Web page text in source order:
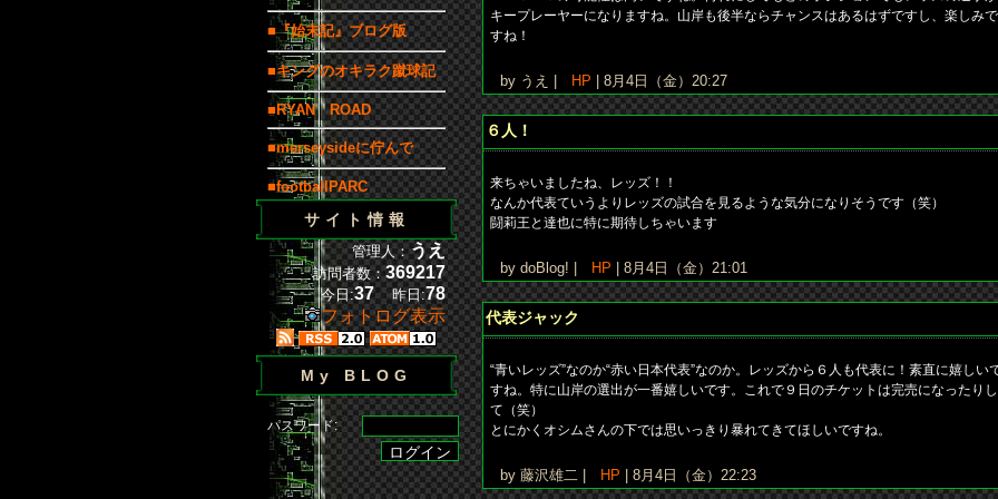
■『始末記』ブログ版
■キングのオキラク蹴球記
■RYAN ROAD
■merseysideに佇んで
■footballPARC
サイト情報
管理人：うえ
訪問者数：369217
今日:37 昨日:78
フォトログ表示
My BLOG
パスワード:
キープレーヤーになりますね。山岸も後半ならチャンスはあるはずですし、楽しみで
すね！
by うえ | HP | 8月4日（金）20:27
６人！
来ちゃいましたね、レッズ！！
なんか代表ていうよりレッズの試合を見るような気分になりそうです（笑）
闘莉王と達也に特に期待しちゃいます
by doBlog! | HP | 8月4日（金）21:01
代表ジャック
“青いレッズ”なのか“赤い日本代表”なのか。レッズから６人も代表に！素直に嬉しい
すね。特に山岸の選出が一番嬉しいです。これで９日のチケットは完売になったりし
て（笑）
とにかくオシムさんの下では思いっきり暴れてきてほしいですね。
by 藤沢雄二 | HP | 8月4日（金）22:23